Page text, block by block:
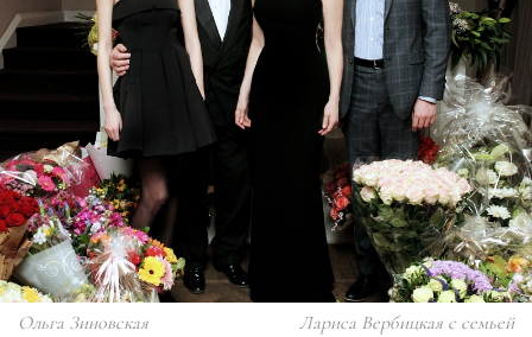
Ольга Зиновская Лариса Вербицкая с семьей